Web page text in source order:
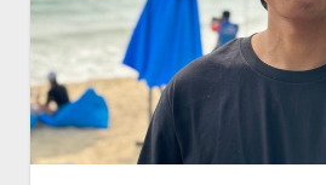
玩转 ChatGPT
软件工程
关于本站